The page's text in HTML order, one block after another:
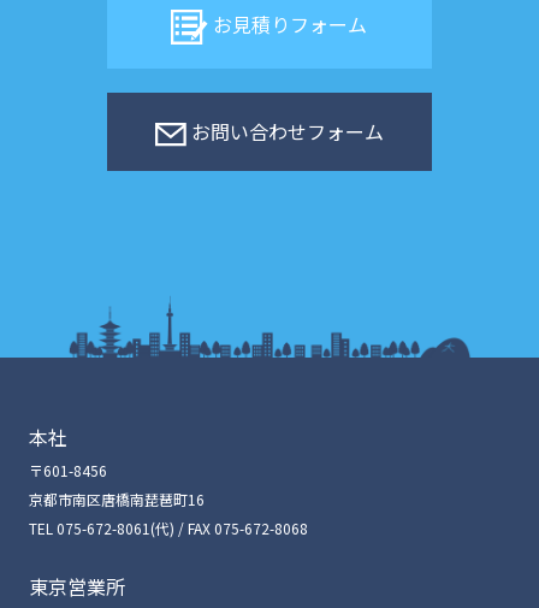
お見積りフォーム
お問い合わせフォーム
本社
〒601-8456
京都市南区唐橋南琵琶町16
TEL 075-672-8061(代) / FAX 075-672-8068
東京営業所